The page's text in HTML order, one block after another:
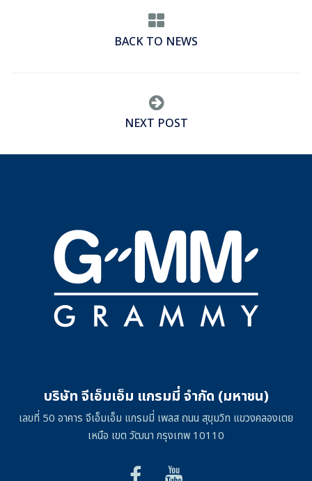
BACK TO NEWS
NEXT POST
บริษัท จีเอ็มเอ็ม แกรมมี่ จำกัด (มหาชน)
เลขที่ 50 อาคาร จีเอ็มเอ็ม แกรมมี่ เพลส ถนน สุขุมวิท แขวงคลองเตย
เหนือ เขต วัฒนา กรุงเทพ 10110